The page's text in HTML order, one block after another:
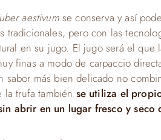
aestivumse conserva y así
tradicionales, pero con las
en su jugo. El jugo será el
finas a modo de carpaccio
sabor más bien delicado no
la trufa también se utiliza el
abrir en un lugar fresco y seco